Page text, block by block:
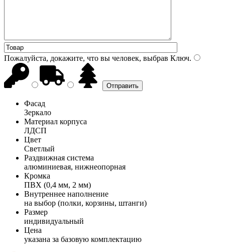
Пожалуйста, докажите, что вы человек, выбрав Ключ.
Фасад
Зеркало
Материал корпуса
ЛДСП
Цвет
Светлый
Раздвижная система
алюминиевая, нижнеопорная
Кромка
ПВХ (0,4 мм, 2 мм)
Внутреннее наполнение
на выбор (полки, корзины, штанги)
Размер
индивидуальный
Цена
указана за базовую комплектацию